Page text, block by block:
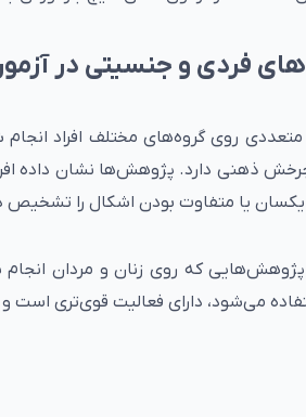
فردی و جنسیتی در
روی گروه‌های مختلف افراد
ذهنی دارد. پژوهش‌ها نشان داده
یکسان یا متفاوت بودن اشکال را تشخیص
که روی زنان و مردان انجام
می‌شود، دارای فعالیت قوی‌تری است